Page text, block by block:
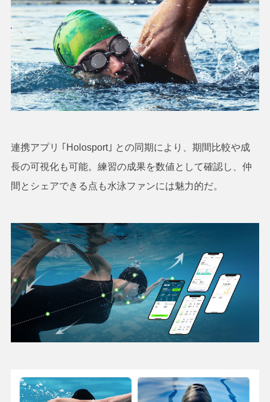
連携アプリ ｢Holosport｣ との同期により、期間比較や成
長の可視化も可能。練習の成果を数値として確認し、仲
間とシェアできる点も水泳ファンには魅力的だ。